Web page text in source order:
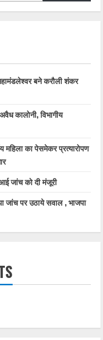
बने करौली शंकर
कालोनी, विभागीय
महिला का पेसमेकर प्रत्यारोपण
जांच को दी मंजूरी
जांच पर उठाये सवाल , भाजपा